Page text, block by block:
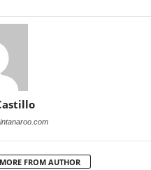
MORE FROM AUTHOR